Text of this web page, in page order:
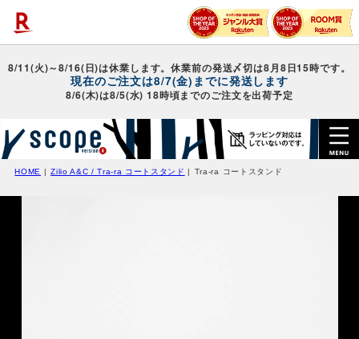
HOME Zilio A&C / Tra-ra コートスタンド Tra-ra コートスタンド